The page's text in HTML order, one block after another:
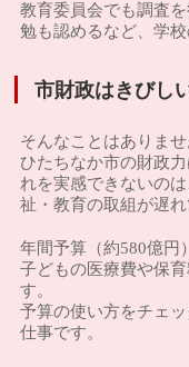
教育委員会でも調査
勉も認めるなど、学
市財政はきびし
そんなことはありませ
ひたちなか市の財政
れを実感できないの
祉・教育の取組が遅れ
年間予算（約580億円
子どもの医療費や保
す。
予算の使い方をチェ
仕事です。